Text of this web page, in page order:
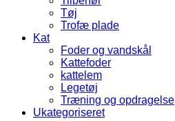
Tøj
Trofæ plade
Kat
Foder og vandskål
Kattefoder
kattelem
Legetøj
Træning og opdragelse
Ukategoriseret